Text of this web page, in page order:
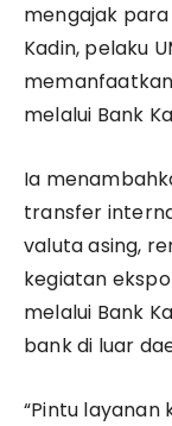
mengajak
Kadin, pelaku
melalui Bank
Ia
transfer
valuta asing,
kegiatan
melalui Bank
bank di luar
“Pintu